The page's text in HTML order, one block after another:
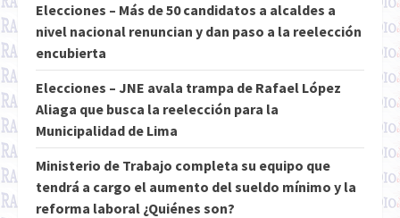
Elecciones – Más de 50 candidatos a alcaldes a
nivel nacional renuncian y dan paso a la reelección
encubierta
Elecciones – JNE avala trampa de Rafael López
Aliaga que busca la reelección para la
Municipalidad de Lima
Ministerio de Trabajo completa su equipo que
tendrá a cargo el aumento del sueldo mínimo y la
reforma laboral ¿Quiénes son?